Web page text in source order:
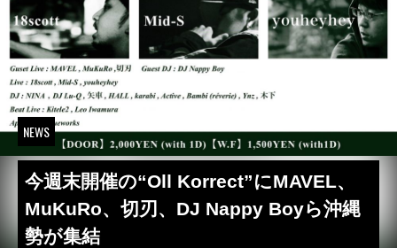
NEWS
今週末開催の“Oll Korrect”にMAVEL、
MuKuRo、切刃、DJ Nappy Boyら沖縄
勢が集結